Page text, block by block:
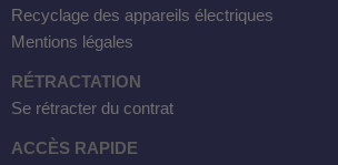
Recyclage des appareils électriques
Mentions légales
RÉTRACTATION
Se rétracter du contrat
ACCÈS RAPIDE